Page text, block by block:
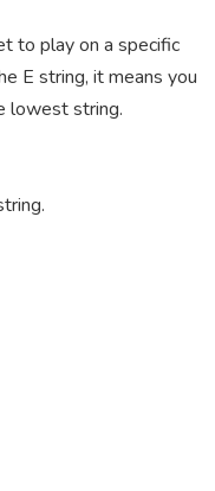
to play on a specific
E string, it means you
lowest string.